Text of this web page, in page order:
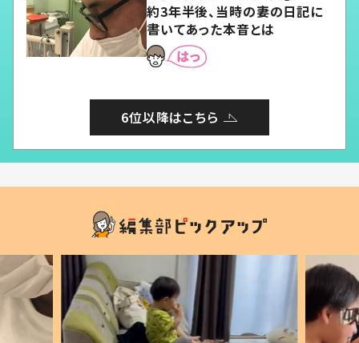
約3年半後、当時の妻の日記に
書いてあった本音とは
6位以降はこちら